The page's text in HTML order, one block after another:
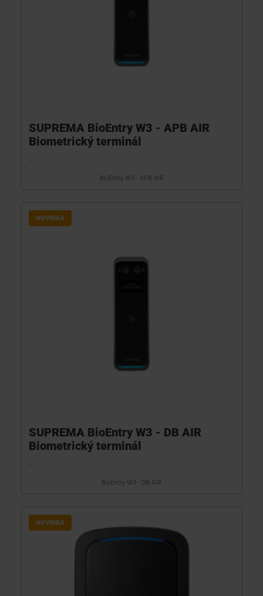
SUPREMA BioEntry W3 - APB AIR
Biometrický terminál
BioEntry W3 - APB AIR
NOVINKA
SUPREMA BioEntry W3 - DB AIR
Biometrický terminál
BioEntry W3 - DB AIR
NOVINKA